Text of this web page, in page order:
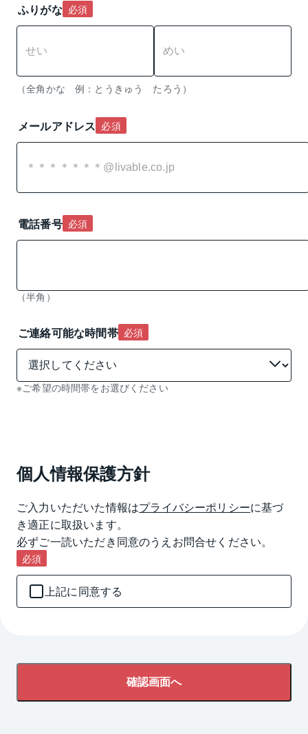
ふりがな 必須
メールアドレス 必須
電話番号 必須
（半角）
ご連絡可能な時間帯 必須
※ご希望の時間帯をお選びください
個人情報保護方針
ご入力いただいた情報はプライバシーポリシーに基づ
き適正に取扱います。
必ずご一読いただき同意のうえお問合せください。
必須
上記に同意する
確認画面へ